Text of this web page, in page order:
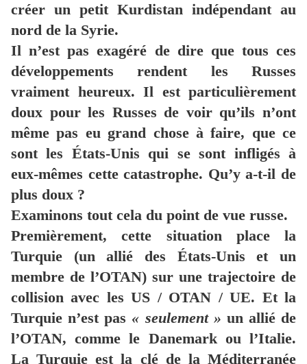
créer un petit Kurdistan indépendant au
nord de la Syrie.
Il n’est pas exagéré de dire que tous ces
développements rendent les Russes
vraiment heureux. Il est particulièrement
doux pour les Russes de voir qu’ils n’ont
même pas eu grand chose à faire, que ce
sont les États-Unis qui se sont infligés à
eux-mêmes cette catastrophe. Qu’y a-t-il de
plus doux ?
Examinons tout cela du point de vue russe.
Premièrement, cette situation place la
Turquie (un allié des États-Unis et un
membre de l’OTAN) sur une trajectoire de
collision avec les US / OTAN / UE. Et la
Turquie n’est pas « seulement » un allié de
l’OTAN, comme le Danemark ou l’Italie.
La Turquie est la clé de la Méditerranée